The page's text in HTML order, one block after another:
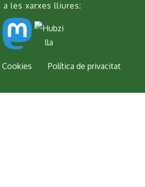
a les xarxes lliures:
Cookies Política de privacitat